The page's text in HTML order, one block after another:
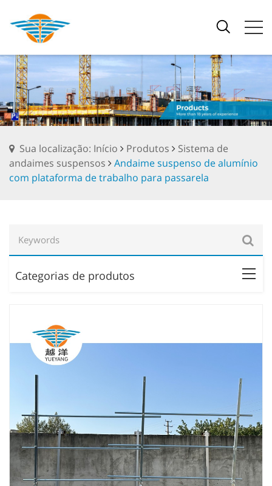
Sua localização: Início Produtos
Sistema de
andaimes suspensos
Andaime suspenso de alumínio
com plataforma de trabalho para passarela
Categorias de produtos